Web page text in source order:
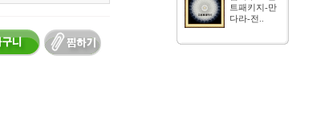
트패키지-만
다라-전..